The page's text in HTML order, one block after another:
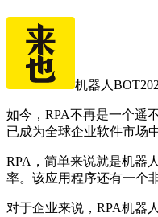
机器人BOT
如今，RPA不再是一个遥
已成为全球企业软件市场
RPA，简单来说就是机器
率。该应用程序还有一个
对于企业来说，RPA机器